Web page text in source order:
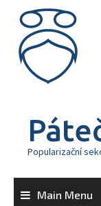
content
Popularizační
Main Menu